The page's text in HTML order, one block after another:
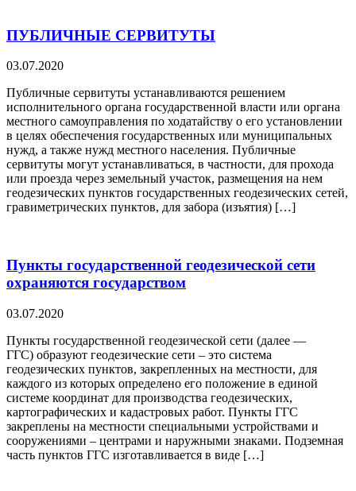
ПУБЛИЧНЫЕ СЕРВИТУТЫ
03.07.2020
Публичные сервитуты устанавливаются решением
исполнительного органа государственной власти или органа
местного самоуправления по ходатайству о его установлении
в целях обеспечения государственных или муниципальных
нужд, а также нужд местного населения. Публичные
сервитуты могут устанавливаться, в частности, для прохода
или проезда через земельный участок, размещения на нем
геодезических пунктов государственных геодезических сетей,
гравиметрических пунктов, для забора (изъятия) […]
Пункты государственной геодезической сети
охраняются государством
03.07.2020
Пункты государственной геодезической сети (далее —
ГГС) образуют геодезические сети – это система
геодезических пунктов, закрепленных на местности, для
каждого из которых определено его положение в единой
системе координат для производства геодезических,
картографических и кадастровых работ. Пункты ГГС
закреплены на местности специальными устройствами и
сооружениями – центрами и наружными знаками. Подземная
часть пунктов ГГС изготавливается в виде […]